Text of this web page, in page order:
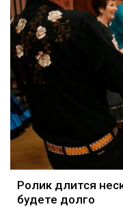
Ролик длится
будете долго